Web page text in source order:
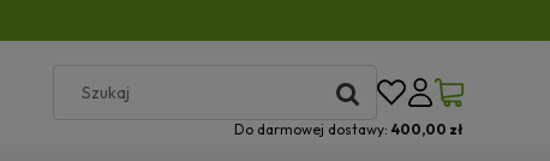
Do darmowej dostawy: 400,00 zł